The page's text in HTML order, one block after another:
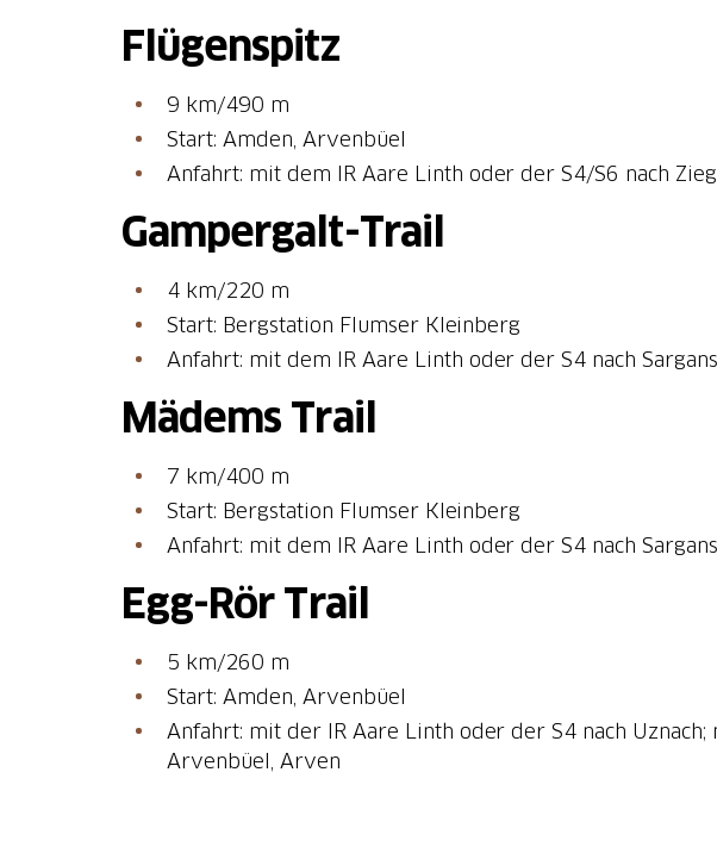
Flügenspitz
9 km/490 m
Start: Amden, Arvenbüel
Anfahrt: mit dem IR Aare Linth oder der S4/S6 nach
Gampergalt-Trail
4 km/220 m
Start: Bergstation Flumser Kleinberg
Anfahrt: mit dem IR Aare Linth oder der S4 nach
Mädems Trail
7 km/400 m
Start: Bergstation Flumser Kleinberg
Anfahrt: mit dem IR Aare Linth oder der S4 nach
Egg-Rör Trail
5 km/260 m
Start: Amden, Arvenbüel
Anfahrt: mit der IR Aare Linth oder der S4 nach Uznach;
Arvenbüel, Arven